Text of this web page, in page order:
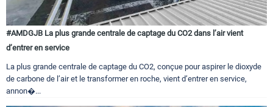
#AMDGJB La plus grande centrale de captage du CO2 dans l’air vient
d’entrer en service
La plus grande centrale de captage du CO2, conçue pour aspirer le dioxyde
de carbone de l’air et le transformer en roche, vient d’entrer en service,
annon�...